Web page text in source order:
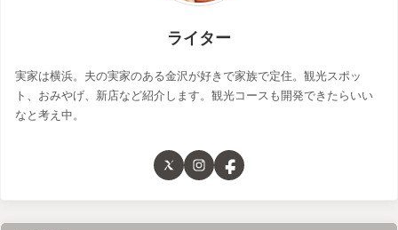
ライター
実家は横浜。夫の実家のある金沢が好きで家族で定住。観光スポッ
ト、おみやげ、新店など紹介します。観光コースも開発できたらいい
なと考え中。